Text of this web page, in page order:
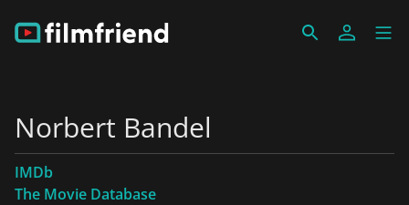
Norbert Bandel
IMDb
The Movie Database